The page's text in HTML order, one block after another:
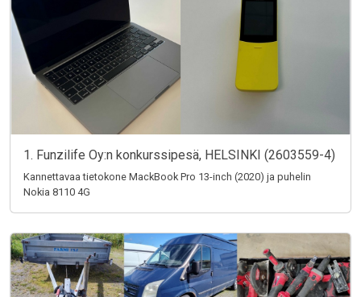
1. Funzilife Oy:n konkurssipesä, HELSINKI (2603559-4)
Kannettavaa tietokone MackBook Pro 13-inch (2020) ja puhelin
Nokia 8110 4G